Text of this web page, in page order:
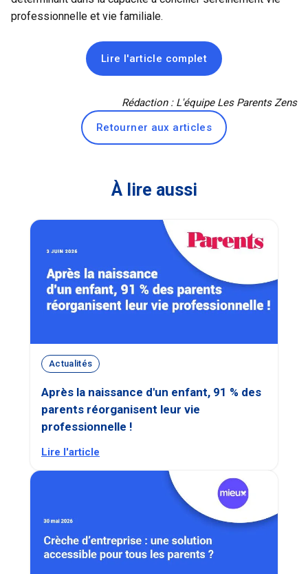
professionnelle et vie familiale.
Lire l'article complet
Rédaction : L'équipe Les Parents Zens
Retourner aux articles
À lire aussi
Actualités
Après la naissance d'un enfant, 91 % des
parents réorganisent leur vie
professionnelle !
Lire l'article